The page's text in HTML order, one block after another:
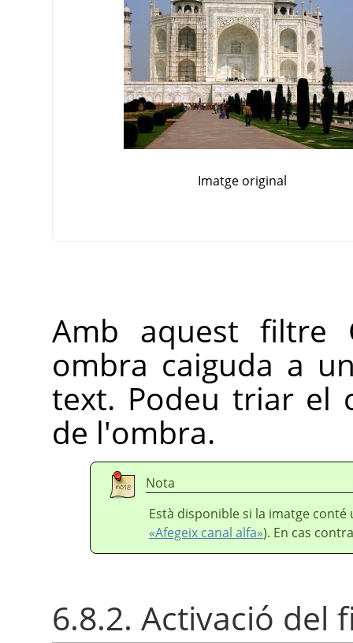
Imatge original
Amb aquest filtre
ombra caiguda a
text. Podeu triar el
de l'ombra.
Nota
Està disponible si la imatge conté
«Afegeix canal alfa»). En cas
6.8.2. Activació del